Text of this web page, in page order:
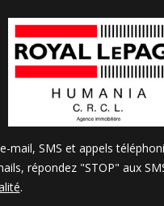
SMS et appels
répondez "STOP" aux
.